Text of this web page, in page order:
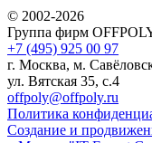
© 2002-2026
Группа фирм
+7 (495) 925 00 97
г. Москва, м.
ул. Вятская 35, с.4
offpoly@offpoly.ru
Политика
Создание и